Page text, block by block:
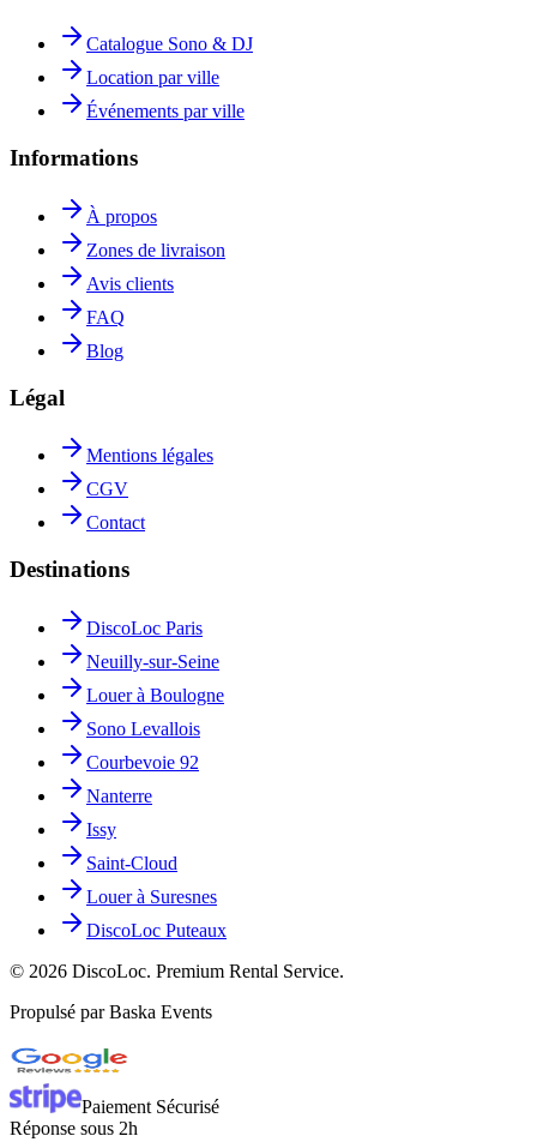
Catalogue Sono & DJ
Location par ville
Événements par ville
Informations
À propos
Zones de livraison
Avis clients
FAQ
Blog
Légal
Mentions légales
CGV
Contact
Destinations
DiscoLoc Paris
Neuilly-sur-Seine
Louer à Boulogne
Sono Levallois
Courbevoie 92
Nanterre
Issy
Saint-Cloud
Louer à Suresnes
DiscoLoc Puteaux
© 2026 DiscoLoc. Premium Rental Service.
Propulsé par Baska Events
Paiement Sécurisé
Réponse sous 2h